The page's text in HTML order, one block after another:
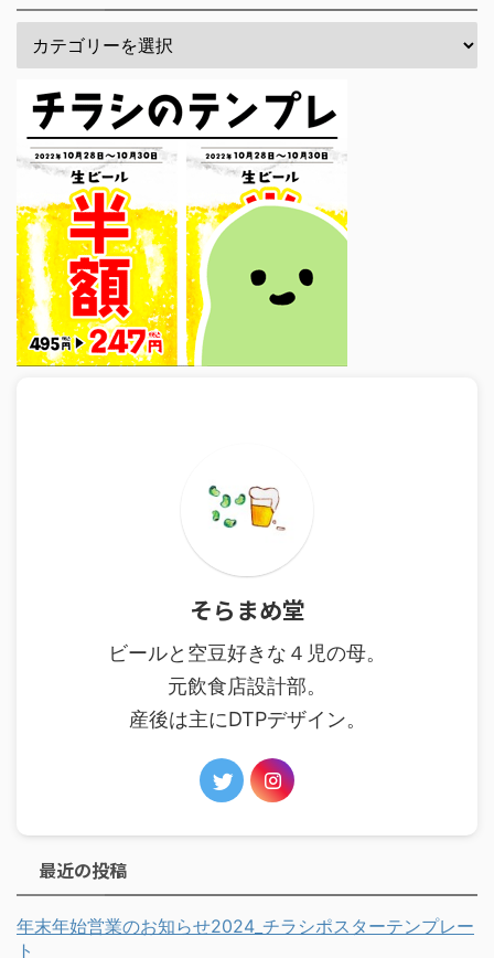
そらまめ堂
ビールと空豆好きな４児の母。
元飲食店設計部。
産後は主にDTPデザイン。
最近の投稿
年末年始営業のお知らせ2024_チラシポスターテンプレー
ト